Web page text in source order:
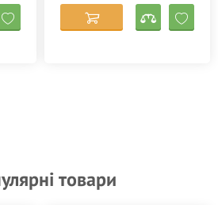
товари